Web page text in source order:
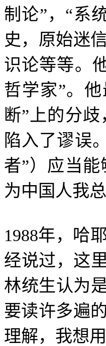
制论”， “系
史，原始迷
识论等等。
哲学家”。
断” 上的分
陷入了谬误
者”）应当
为中国人我
1988年，哈
经说过，这
林统生认为
要读许多遍
理解，我想